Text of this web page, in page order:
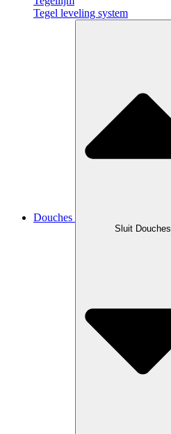
Tegel leveling system
Douches
Sluit Douches